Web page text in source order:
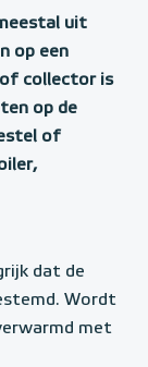
uit
op een
collector is
op de
of
dat de
Wordt
met